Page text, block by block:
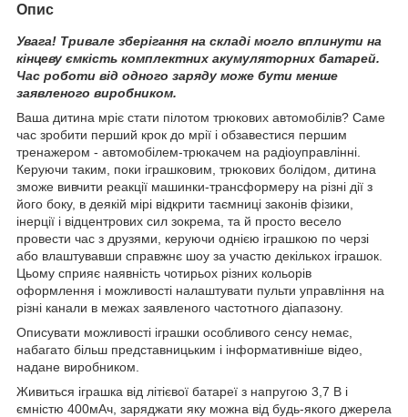
Опис
Увага! Тривале зберігання на складі могло вплинути на
кінцеву ємкість комплектних акумуляторних батарей.
Час роботи від одного заряду може бути менше
заявленого виробником.
Ваша дитина мріє стати пілотом трюкових автомобілів? Саме
час зробити перший крок до мрії і обзавестися першим
тренажером - автомобілем-трюкачем на радіоуправлінні.
Керуючи таким, поки іграшковим, трюкових болідом, дитина
зможе вивчити реакції машинки-трансформеру на різні дії з
його боку, в деякій мірі відкрити таємниці законів фізики,
інерції і відцентрових сил зокрема, та й просто весело
провести час з друзями, керуючи однією іграшкою по черзі
або влаштувавши справжнє шоу за участю декількох іграшок.
Цьому сприяє наявність чотирьох різних кольорів
оформлення і можливості налаштувати пульти управління на
різні канали в межах заявленого частотного діапазону.
Описувати можливості іграшки особливого сенсу немає,
набагато більш представницьким і інформативніше відео,
надане виробником.
Живиться іграшка від літієвої батареї з напругою 3,7 В і
ємністю 400мАч, заряджати яку можна від будь-якого джерела